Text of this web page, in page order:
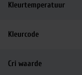
Kleurtemperatuur
Kleurcode
Cri waarde